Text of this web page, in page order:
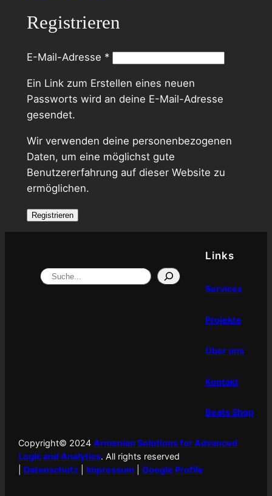
Registrieren
E-Mail-Adresse *Erforderlich
Ein Link zum Erstellen eines neuen
Passworts wird an deine E-Mail-Adresse
gesendet.
Wir verwenden deine personenbezogenen
Daten, um eine möglichst gute
Benutzererfahrung auf dieser Website zu
ermöglichen.
Registrieren
Search
Links
Services
Projekte
Über uns
Kontakt
Beats Shop
Copyright© 2024Armenian Solutions for Advanced
Logic and Analytics. All rights reserved
Datenschutz Impressum |Google Profile